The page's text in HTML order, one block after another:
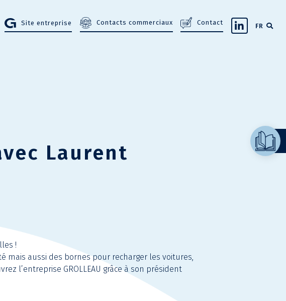
Site entreprise Contacts commerciaux Contact FR
Laurent
!
aussi des bornes pour recharger les voitures,
l’entreprise GROLLEAU grâce à son président